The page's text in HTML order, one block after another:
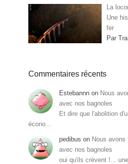
La
Une
fer
Par
Commentaires récents
Estebannn on Nous
avec nos bagnoles
Et dire que l'abolition
écono…
pedibus on Nous avons
avec nos bagnoles
oui qu'ils crèvent !...